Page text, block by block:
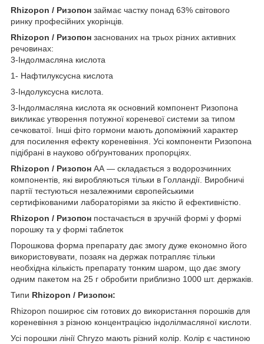
Rhizopon / Ризопон займає частку понад 63% світового
ринку професійних укорінців.
Rhizopon / Ризопон заснованих на трьох різних активних
речовинах:
3-Індолмасляна кислота
1- Нафтилуксусна кислота
3-Індолуксусна кислота.
3-Індолмасляна кислота як основний компонент Ризопона
викликає утворення потужної кореневої системи за типом
сечковатої. Інші фіто гормони мають допоміжний характер
для посилення ефекту кореневіння. Усі компоненти Ризопона
підібрані в науково обґрунтованих пропорціях.
Rhizopon / Ризопон АА — складається з водорозчинних
компонентів, які виробляються тільки в Голландії. Виробничі
партії тестуються незалежними європейськими
сертифікованими лабораторіями за якістю й ефективністю.
Rhizopon / Ризопон постачається в зручній формі у формі
порошку та у формі таблеток
Порошкова форма препарату дає змогу дуже економно його
використовувати, позаяк на держак потрапляє тільки
необхідна кількість препарату тонким шаром, що дає змогу
одним пакетом на 25 г обробити приблизно 1000 шт. держаків.
Типи Rhizopon / Ризопон:
Rhizopon поширює сім готових до використання порошків для
кореневіння з різною концентрацією індолілмасляної кислоти.
Усі порошки лінії Chryzo мають різний колір. Колір є частиною